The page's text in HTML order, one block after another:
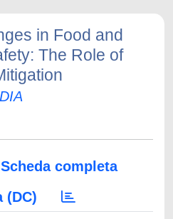
in Food and
The Role of
Scheda completa
(DC)